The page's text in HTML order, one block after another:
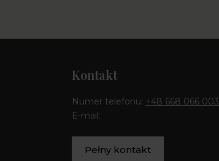
Kontakt
Numer telefonu: +48 668 066 003
E-mail:
Pełny kontakt